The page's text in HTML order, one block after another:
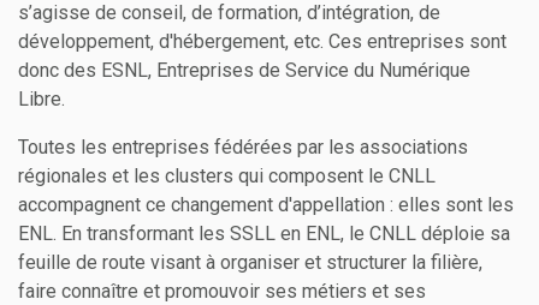
s’agisse de conseil, de formation, d’intégration, de
développement, d'hébergement, etc. Ces entreprises sont
donc des ESNL, Entreprises de Service du Numérique
Libre.
Toutes les entreprises fédérées par les associations
régionales et les clusters qui composent le CNLL
accompagnent ce changement d'appellation : elles sont les
ENL. En transformant les SSLL en ENL, le CNLL déploie sa
feuille de route visant à organiser et structurer la filière,
faire connaître et promouvoir ses métiers et ses